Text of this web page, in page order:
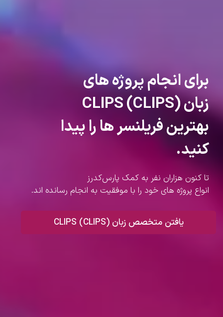
برای انجام پروژه های
زبان CLIPS (CLIPS)
بهترین فریلنسر ها را پیدا
کنید.
تا کنون هزاران نفر به کمک پارس‌کدرز
انواع پروژه های خود را با موفقیت به انجام رسانده اند.
یافتن متخصص زبان CLIPS (CLIPS)